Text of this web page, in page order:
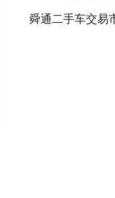
舜通二手车交易